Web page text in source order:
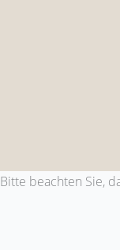
beachten Sie,